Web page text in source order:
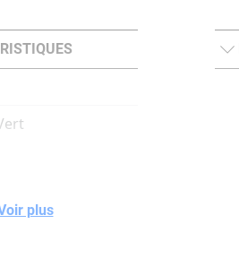
plus